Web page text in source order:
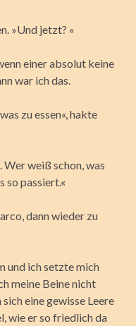
»Und jetzt? «
einer absolut keine
war ich das.
zu essen«, hakte
Wer weiß schon, was
so passiert.«
dann wieder zu
und ich setzte mich
meine Beine nicht
eine gewisse Leere
wie er so friedlich da